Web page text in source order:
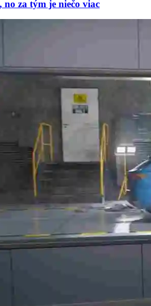
no za tým je niečo viac